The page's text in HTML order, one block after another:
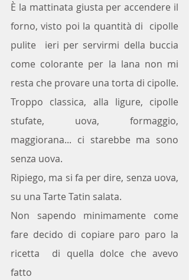
È la mattinata giusta per accendere il
forno, visto poi la quantità di  cipolle
pulite  ieri per servirmi della buccia
come colorante per la lana non mi
resta che provare una torta di cipolle.
Troppo classica, alla ligure, cipolle
stufate, uova, formaggio,
maggiorana... ci starebbe ma sono
senza uova.
Ripiego, ma si fa per dire, senza uova,
su una Tarte Tatin salata.
Non sapendo minimamente come
fare decido di copiare paro paro la
ricetta  di quella dolce che avevo
fatto